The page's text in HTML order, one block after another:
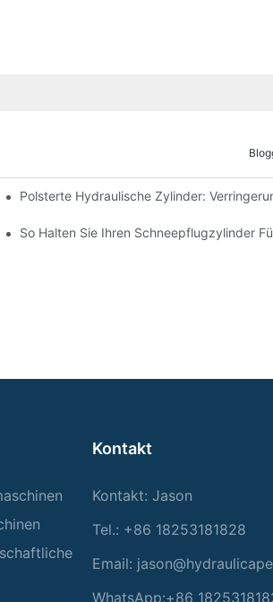
Polsterte Hydraulische Zylinder:
So Halten Sie Ihren Schneepflugzylinder
Kontakt
Kontakt: Jason
Tel.: +86 18253181828
Email:
WhatsApp:+86